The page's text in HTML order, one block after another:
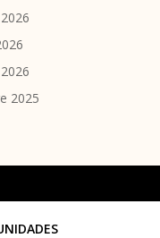
2025